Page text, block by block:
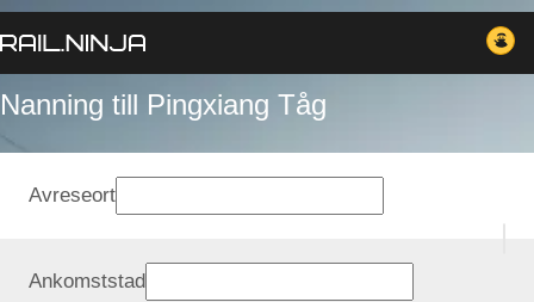
Nanning till Pingxiang Tåg
Avreseort
Ankomststad